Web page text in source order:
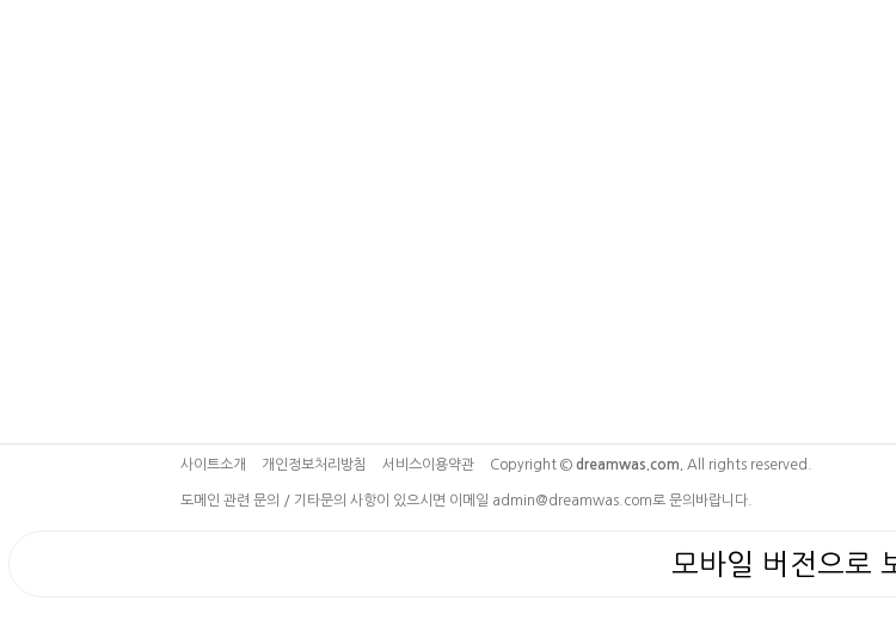
사이트소개 개인정보처리방침 서비스이용약관 Copyright © dreamwas.com. All rights reserved.
도메인 관련 문의 / 기타문의 사항이 있으시면 이메일 admin@dreamwas.com로 문의바랍니다.
모바일 버전으로